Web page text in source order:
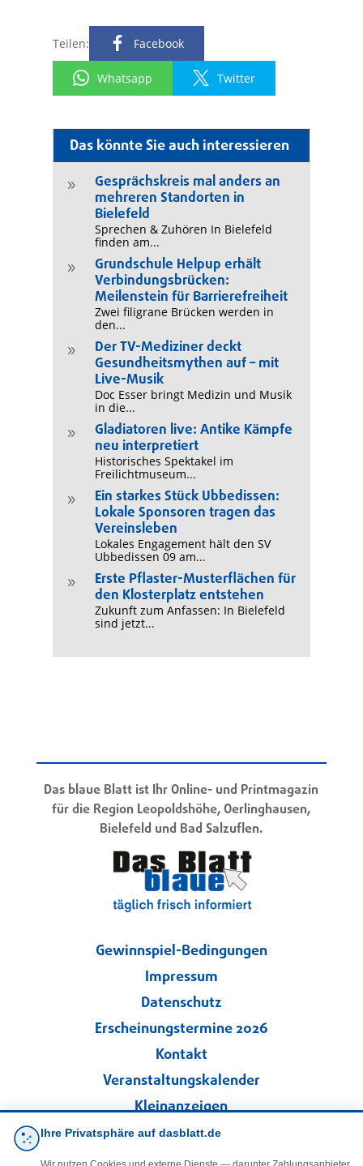
Das könnte Sie auch interessieren
9
Gesprächskreis mal anders an
mehreren Standorten in
Bielefeld
Sprechen & Zuhören In Bielefeld
finden am...
9
Grundschule Helpup erhält
Verbindungsbrücken:
Meilenstein für Barrierefreiheit
Zwei filigrane Brücken werden in
den...
9
Der TV-Mediziner deckt
Gesundheitsmythen auf – mit
Live-Musik
Doc Esser bringt Medizin und Musik
in die...
9
Gladiatoren live: Antike Kämpfe
neu interpretiert
Historisches Spektakel im
Freilichtmuseum...
9
Ein starkes Stück Ubbedissen:
Lokale Sponsoren tragen das
Vereinsleben
Lokales Engagement hält den SV
Ubbedissen 09 am...
9
Erste Pflaster-Musterflächen für
den Klosterplatz entstehen
Zukunft zum Anfassen: In Bielefeld
sind jetzt...
Teilen: Facebook
Whatsapp Twitter
Das blaue Blatt ist Ihr Online- und Printmagazin
für die Region Leopoldshöhe, Oerlinghausen,
Bielefeld und Bad Salzuflen.
Gewinnspiel-Bedingungen
Impressum
Datenschutz
Erscheinungstermine 2026
Kontakt
Veranstaltungskalender
Kleinanzeigen
Ihre Privatsphäre auf dasblatt.de